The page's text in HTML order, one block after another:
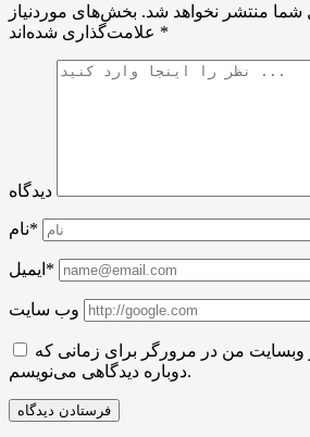
شما منتشر نخواهد شد. بخش‌های موردنیاز
*
دیدگاه
نام*
ایمیل*
وب سایت
وبسایت من در مرورگر برای زمانی که
دوباره دیدگاهی می‌نویسم.